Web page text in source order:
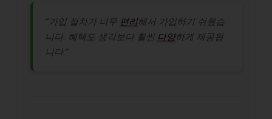
“가입 절차가 너무 편리해서 가입하기 쉬웠습
니다. 혜택도 생각보다 훨씬 다양하게 제공됩
니다.”